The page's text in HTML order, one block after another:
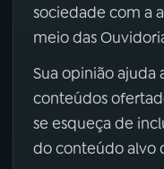
sociedade com a
meio das
Sua opinião ajuda
conteúdos
se esqueça de
do conteúdo alvo